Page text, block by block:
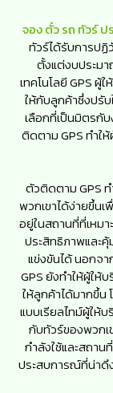
จอง ตั๋ว รถ ทัวร์ ป
ทัวร์ได้รับการปฏิ
ตั้งแต่งบประม
เทคโนโลยี GPS
ให้กับลูกค้าซึ่งปรั
เลือกที่เป็นมิตรกั
ติดตาม GPS ทำใ
ตัวติดตาม GPS
พวกเขาได้ง่ายขึ้นเ
อยู่ในสถานที่ที่เหม
ประสิทธิภาพและ
แข่งขันได้ นอกจ
GPS ยังทำให้ผู้ใ
ให้ลูกค้าได้มากขึ้
แบบเรียลไทม์ผู้ให้
กับทัวร์ของพวกเ
กำลังใช้และสถา
ประสบการณ์ที่น่าดึ